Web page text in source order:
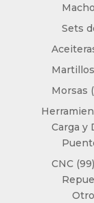
Sets
Martillos
Morsas
Carga y
CNC 99